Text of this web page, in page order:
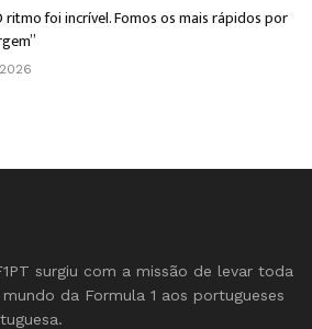
ritmo foi incrível. Fomos os mais rápidos por
surgiu com a missão de levar toda
da Formula 1 aos portugueses